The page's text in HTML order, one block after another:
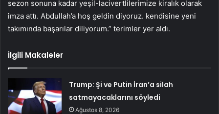
sezon sonuna kadar yeşil-lacivertlilerimize kiralık olarak
imza attı. Abdullah’a hoş geldin diyoruz. kendisine yeni
takımında başarılar diliyorum.” terimler yer aldı.
İlgili Makaleler
Trump: Şi ve Putin İran’a silah
satmayacaklarını söyledi
Ağustos 8, 2026